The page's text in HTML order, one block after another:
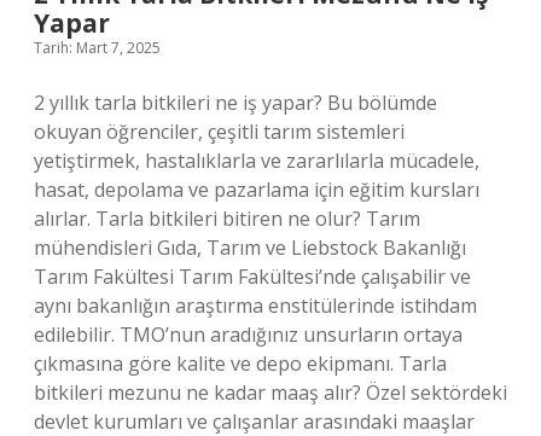
Yapar
Tarih: Mart 7, 2025
2 yıllık tarla bitkileri ne iş yapar? Bu bölümde
okuyan öğrenciler, çeşitli tarım sistemleri
yetiştirmek, hastalıklarla ve zararlılarla mücadele,
hasat, depolama ve pazarlama için eğitim kursları
alırlar. Tarla bitkileri bitiren ne olur? Tarım
mühendisleri Gıda, Tarım ve Liebstock Bakanlığı
Tarım Fakültesi Tarım Fakültesi’nde çalışabilir ve
aynı bakanlığın araştırma enstitülerinde istihdam
edilebilir. TMO’nun aradığınız unsurların ortaya
çıkmasına göre kalite ve depo ekipmanı. Tarla
bitkileri mezunu ne kadar maaş alır? Özel sektördeki
devlet kurumları ve çalışanlar arasındaki maaşlar